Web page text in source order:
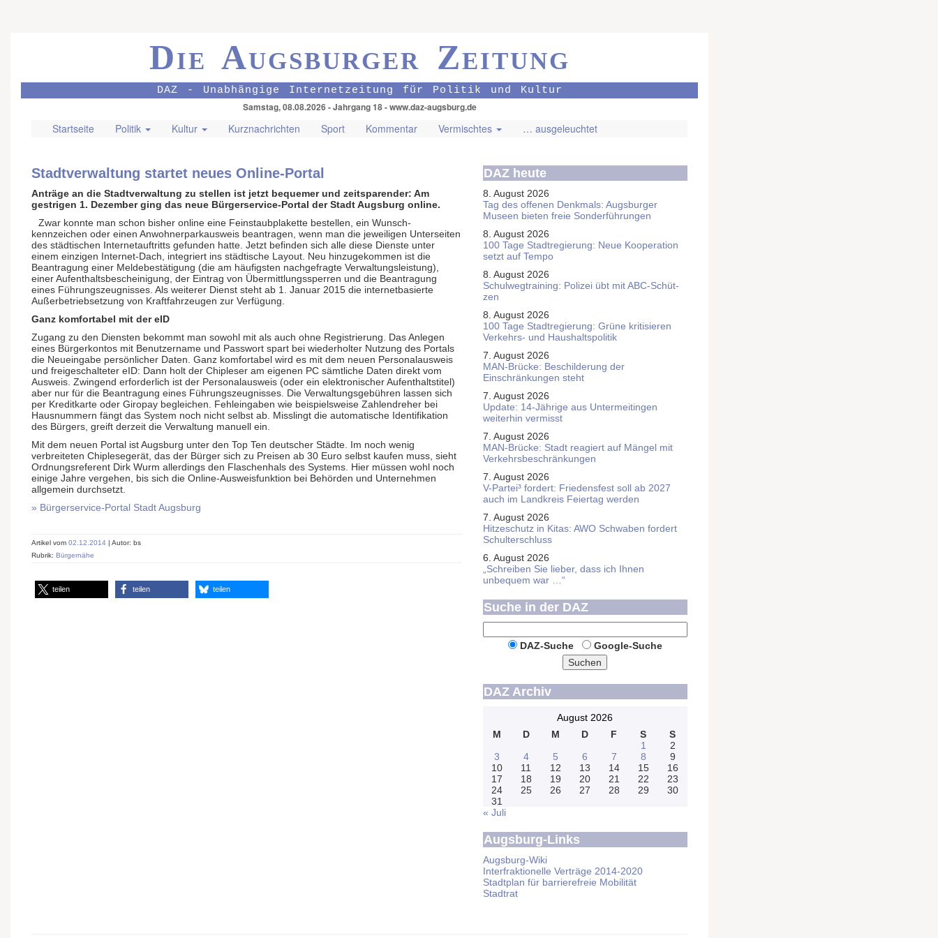
Die Augsburger Zeitung
DAZ - Unabhängige Internetzeitung für Politik und Kultur
Samstag, 08.08.2026 - Jahrgang 18 - www.daz-augsburg.de
Startseite Politik Kultur Kurznachrichten Sport Kommentar Vermischtes … ausgeleuchtet
Stadtverwaltung startet neues Online-Portal
Anträge an die Stadtverwaltung zu stellen ist jetzt bequemer und zeitsparender: Am
gestrigen 1. Dezember ging das neue Bürgerservice-Portal der Stadt Augsburg online.
Zwar konnte man schon bisher online eine Feinstaub­plakette bestellen, ein Wunsch­
kennzeichen oder einen Anwohner­park­ausweis beantragen, wenn man die jeweiligen Unterseiten
des städtischen Internet­auftritts gefunden hatte. Jetzt befinden sich alle diese Dienste unter
einem einzigen Internet-Dach, integriert ins städtische Layout. Neu hinzugekommen ist die
Beantragung einer Melde­bestätigung (die am häufigsten nachgefragte Verwaltungs­leistung),
einer Aufent­halts­be­scheinigung, der Eintrag von Übermitt­lungs­sperren und die Beantragung
eines Führungs­zeugnisses. Als weiterer Dienst steht ab 1. Januar 2015 die internet­basierte
Außer­betrieb­setzung von Kraft­fahrzeugen zur Verfügung.
Ganz komfortabel mit der eID
Zugang zu den Diensten bekommt man sowohl mit als auch ohne Registrierung. Das Anlegen
eines Bürgerkontos mit Benutzername und Passwort spart bei wiederholter Nutzung des Portals
die Neueingabe persönlicher Daten. Ganz komfortabel wird es mit dem neuen Personalausweis
und freigeschalteter eID: Dann holt der Chipleser am eigenen PC sämtliche Daten direkt vom
Ausweis. Zwingend erforderlich ist der Personalausweis (oder ein elektronischer Aufenthaltstitel)
aber nur für die Beantragung eines Führungs­zeugnisses. Die Verwaltungs­gebühren lassen sich
per Kreditkarte oder Giropay begleichen. Fehleingaben wie beispielsweise Zahlendreher bei
Hausnummern fängt das System noch nicht selbst ab. Misslingt die automatische Identifikation
des Bürgers, greift derzeit die Verwaltung manuell ein.
Mit dem neuen Portal ist Augsburg unter den Top Ten deutscher Städte. Im noch wenig
verbreiteten Chiplesegerät, das der Bürger sich zu Preisen ab 30 Euro selbst kaufen muss, sieht
Ordnungs­referent Dirk Wurm allerdings den Flaschenhals des Systems. Hier müssen wohl noch
einige Jahre vergehen, bis sich die Online-Ausweis­funktion bei Behörden und Unternehmen
allgemein durchsetzt.
» Bürgerservice-Portal Stadt Augsburg
Artikel vom 02.12.2014 | Autor: bs
Rubrik: Bürgernähe
teilen teilen teilen
DAZ heute
8. August 2026
Tag des offenen Denkmals: Augsburger
Museen bieten freie Sonderführungen
8. August 2026
100 Tage Stadtregierung: Neue Kooperation
setzt auf Tempo
8. August 2026
Schul­weg­trai­ning: Poli­zei übt mit ABC-Schüt­
zen
8. August 2026
100 Tage Stadtregierung: Grüne kritisieren
Verkehrs- und Haushaltspolitik
7. August 2026
MAN-Brücke: Beschilderung der
Einschränkungen steht
7. August 2026
Update: 14-Jährige aus Untermeitingen
weiterhin vermisst
7. August 2026
MAN-Brücke: Stadt reagiert auf Mängel mit
Verkehrsbeschränkungen
7. August 2026
V-Partei­³ fordert: Friedens­fest soll ab 2027
auch im Land­kreis Feier­tag werden
7. August 2026
Hitzeschutz in Kitas: AWO Schwaben fordert
Schulterschluss
6. August 2026
„Schreiben Sie lieber, dass ich Ihnen
unbequem war …“
Suche in der DAZ
DAZ-Suche
Google-Suche
Suchen
DAZ Archiv
August 2026
M
D M D F S
S
1
2
3
4 5 6 7 8
9
10
11 12 13 14 15
16
17
18 19 20 21 22
23
24
25 26 27 28 29
30
31
« Juli
Augsburg-Links
Augsburg-Wiki
Interfraktionelle Verträge 2014-2020
Stadtplan für barrierefreie Mobilität
Stadtrat